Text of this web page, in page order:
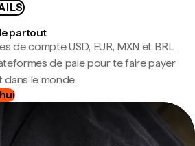
partout
de compte USD, EUR, MXN et BRL
de paie pour te faire payer
le monde.